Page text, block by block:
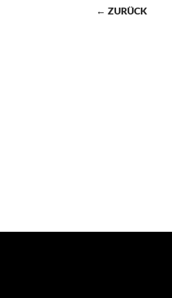
← ZURÜCK